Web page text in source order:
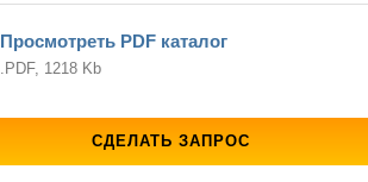
Просмотреть PDF каталог
.PDF, 1218 Kb
СДЕЛАТЬ ЗАПРОС